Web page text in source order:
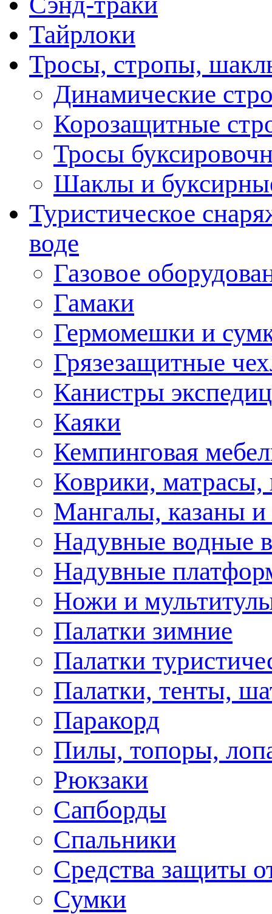
Тайрлоки
Тросы, стропы,
Динамические
Корозащитные
Тросы
Шаклы и
Туристическое
воде
Газовое
Гамаки
Гермомешки и
Грязезащитные
Канистры
Каяки
Кемпинговая
Коврики,
Мангалы, казаны и
Надувные водные
Надувные
Ножи и
Палатки зимние
Палатки
Палатки, тенты,
Паракорд
Пилы, топоры,
Рюкзаки
Сапборды
Спальники
Средства защиты
Сумки